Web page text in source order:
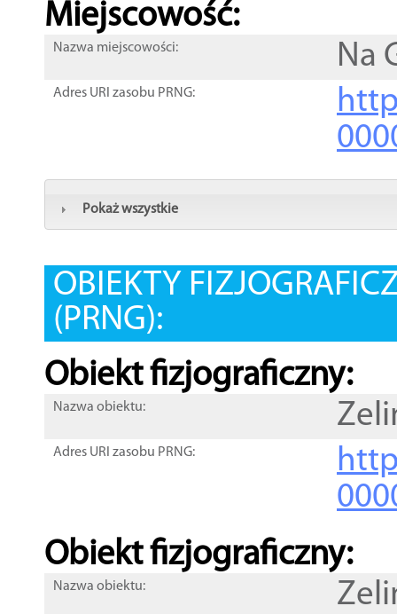
Miejscowość:
Nazwa miejscowości: Na
Adres URI zasobu PRNG:
Pokaż wszystkie
OBIEKTY
(PRNG):
Obiekt fizjograficzny:
Nazwa obiektu:
Adres URI zasobu PRNG:
Obiekt fizjograficzny:
Nazwa obiektu: